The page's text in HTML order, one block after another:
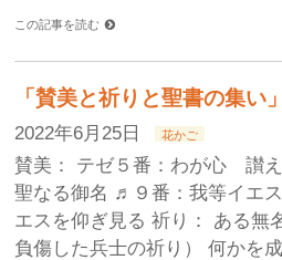
この記事を読む
「賛美と祈りと聖書の集い
2022年6月25日 花かご
賛美： テゼ５番：わが心 讃
聖なる御名 ♬９番：我等イエ
エスを仰ぎ見る 祈り： ある無
負傷した兵士の祈り） 何かを